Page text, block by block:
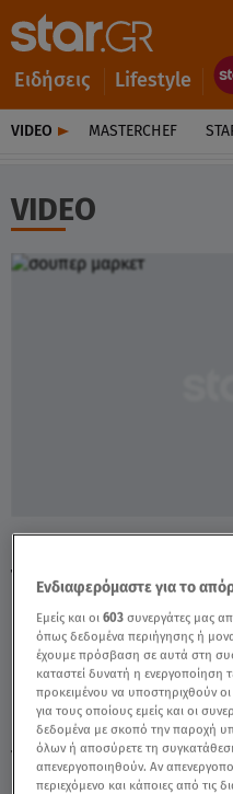
Ειδήσεις Lifestyle
VIDEO MASTERCHEF
VIDEO
Τιμές Των Τροφίμων
TAGS: ΚΑΥΣΙΜΑ ΤΡΟΦΙΜΑ
Ενδιαφερόμαστε για το
Εμείς και οι603 συνεργάτες μας
όπως δεδομένα περιήγησης ή
έχουμε πρόσβαση σε αυτά στη
καταστεί δυνατή η
προκειμένου να υποστηριχθούν
για τους οποίους εμείς και οι
δεδομένα με σκοπό την παροχή
όλων ή αποσύρετε τη
απενεργοποιηθούν. Αν
περιεχόμενο και κάποιες από τις